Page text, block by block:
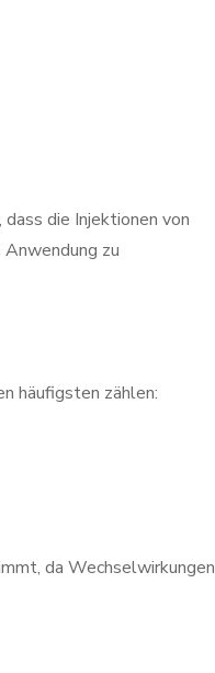
die Injektionen von
zu
häufigsten zählen:
da Wechselwirkungen